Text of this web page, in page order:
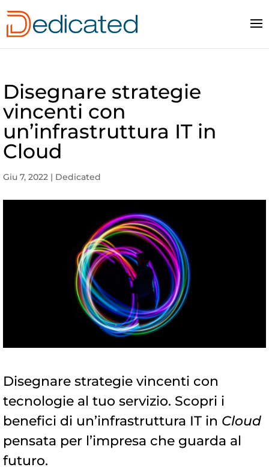
Disegnare strategie
vincenti con
un’infrastruttura IT in
Cloud
Giu 7, 2022 | Dedicated
Disegnare strategie vincenti con
tecnologie al tuo servizio. Scopri i
benefici di un’infrastruttura IT in Cloud
pensata per l’impresa che guarda al
futuro.